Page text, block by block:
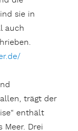
sie in
auch
trägt der
enthält
Meer. Drei